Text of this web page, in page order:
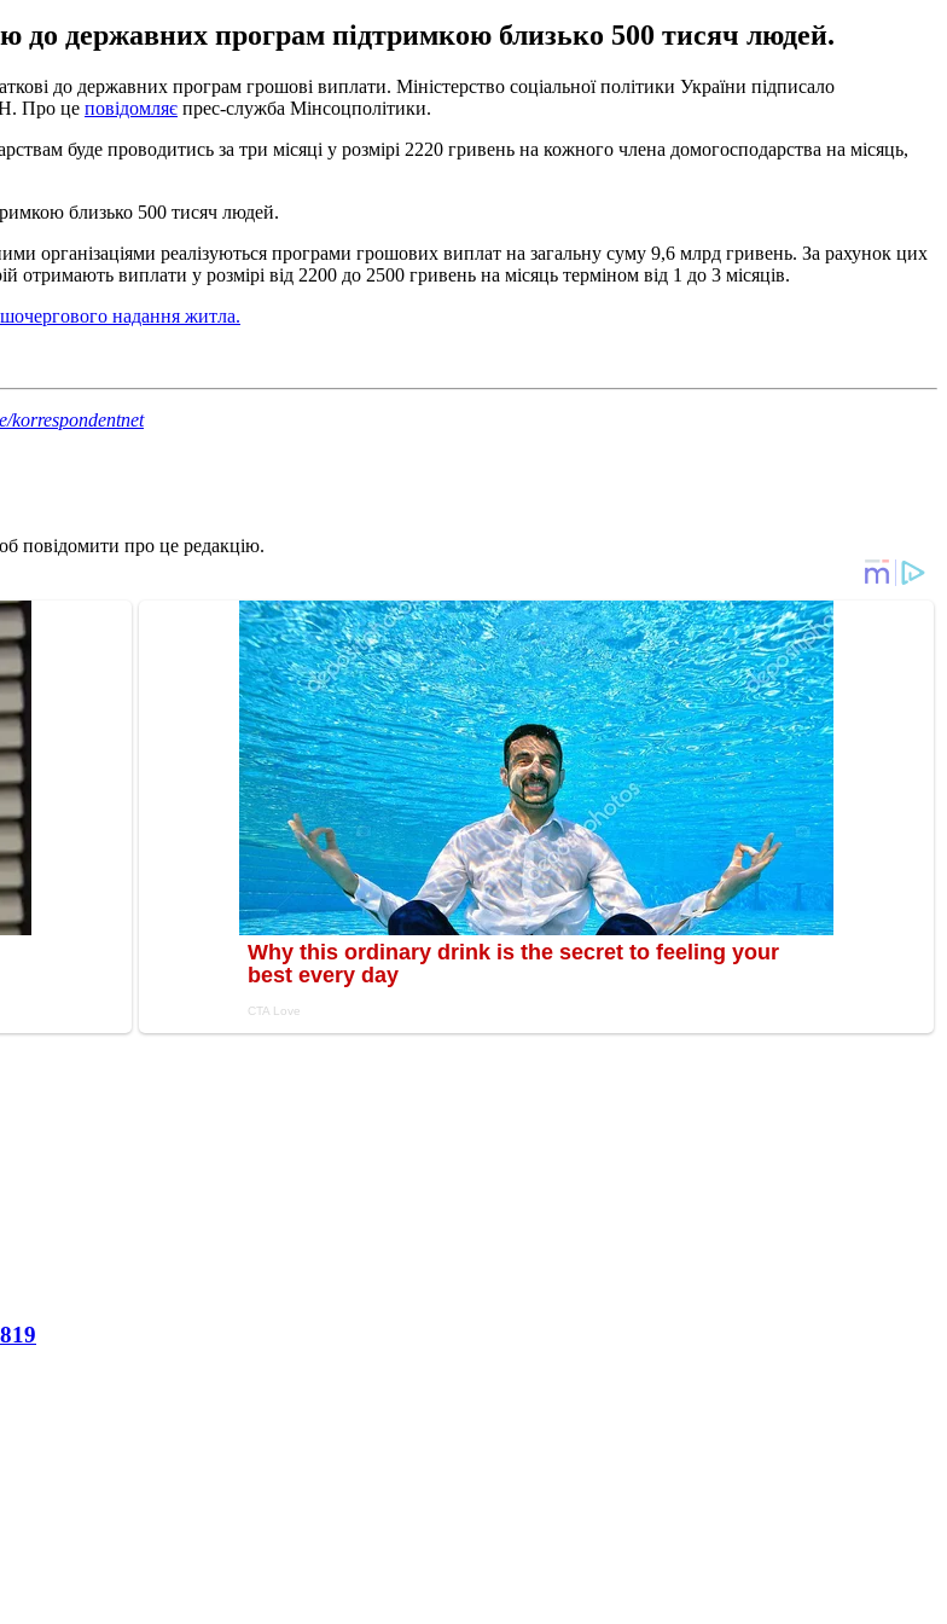
до державних програм підтримкою близько 500 тисяч людей.
до державних програм грошові виплати. Міністерство соціальної політики України підписало
Про це повідомляє прес-служба Мінсоцполітики.
буде проводитись за три місяці у розмірі 2220 гривень на кожного члена домогосподарства на місяць,
близько 500 тисяч людей.
організаціями реалізуються програми грошових виплат на загальну суму 9,6 млрд гривень. За рахунок цих
виплати у розмірі від 2200 до 2500 гривень на місяць терміном від 1 до 3 місяців.
надання житла.
korrespondentnet
повідомити про це редакцію.